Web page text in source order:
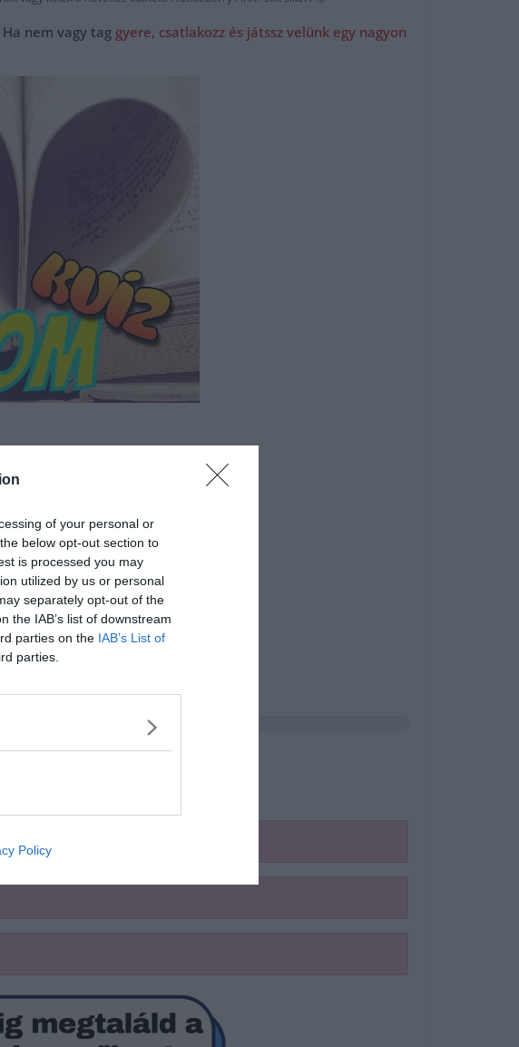
of your personal or
below opt-out section to
is processed you may
utilized by us or personal
separately opt-out of the
the IAB’s list of downstream
parties on the IAB’s List of
parties.
Policy
Ha nem vagy tag gyere, csatlakozz és játssz velünk egy nagyon